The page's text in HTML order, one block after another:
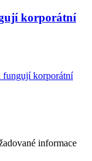
korporátní
fungují korporátní
informace